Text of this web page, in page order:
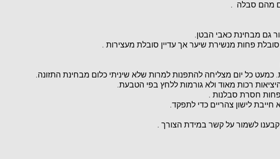
מהם סבלה .
גם מבחינת כאבי הבטן.
סובלת פחות מנשירת שיער אך עדיין סובלת מעצירות .
כמעט כל יום מצליחה להתפנות למרות שלא שיניתי כלום מבחינת התזונה.
רכות מאוד ולא גורמות ללחץ בפי הטבעת.
חסרת סבלנות .
לישון צהריים כדי לתפקד.
לשמור על קשר במידת הצורך .